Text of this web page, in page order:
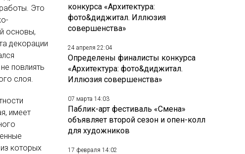
Это
основы,
декорации
повлиять
слоя.
имеет
которых
конкурса «Архитектура:
фото&диджитал. Иллюзия
совершенства»
24 апреля 22:04
Определены финалисты конкурса
«Архитектура: фото&диджитал.
Иллюзия совершенства»
07 марта 14:03
Паблик-арт фестиваль «Смена»
объявляет второй сезон и опен-колл
для художников
17 февраля 14:02